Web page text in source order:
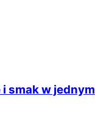
smak w jednym